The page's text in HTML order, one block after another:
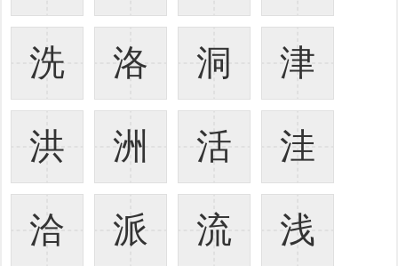
洗 洛 洞 津
洪 洲 活 洼
洽 派 流 浅